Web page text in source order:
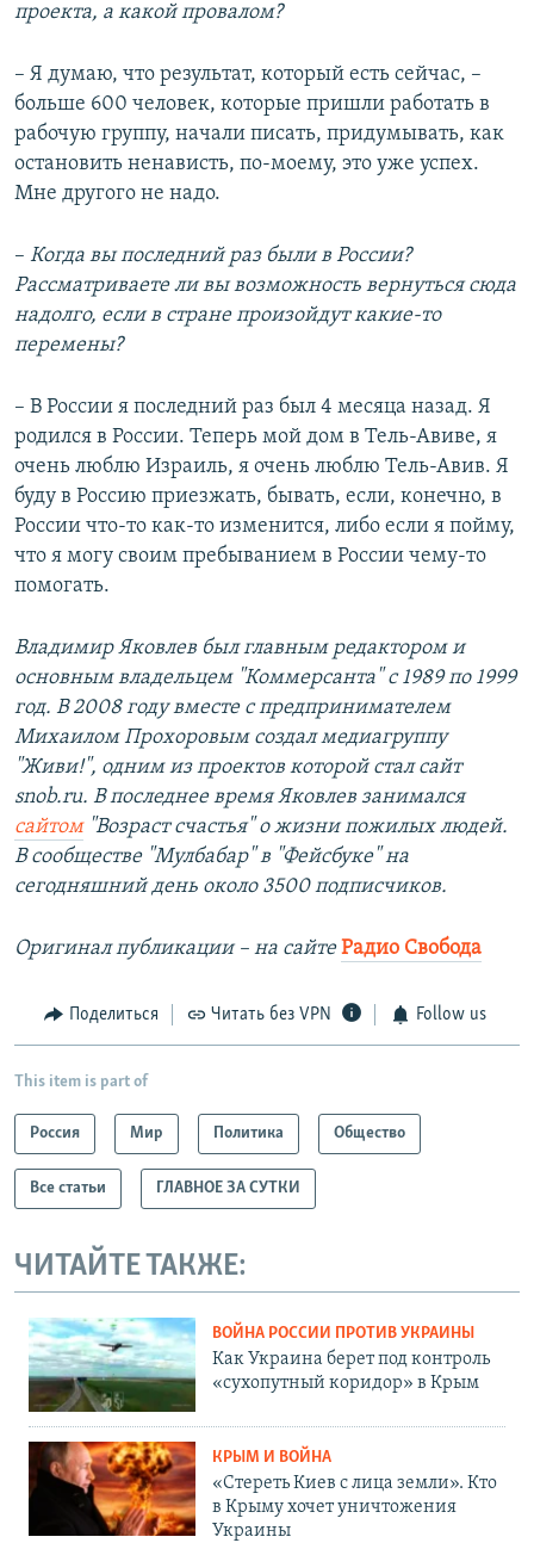
проекта, а какой провалом?
– Я думаю, что результат, который есть сейчас, –
больше 600 человек, которые пришли работать в
рабочую группу, начали писать, придумывать, как
остановить ненависть, по-моему, это уже успех.
Мне другого не надо.
–​ Когда вы последний раз были в России?
Рассматриваете ли вы возможность вернуться сюда
надолго, если в стране произойдут какие-то
перемены?
– В России я последний раз был 4 месяца назад. Я
родился в России. Теперь мой дом в Тель-Авиве, я
очень люблю Израиль, я очень люблю Тель-Авив. Я
буду в Россию приезжать, бывать, если, конечно, в
России что-то как-то изменится, либо если я пойму,
что я могу своим пребыванием в России чему-то
помогать.
Владимир Яковлев был главным редактором и
основным владельцем "Коммерсанта" с 1989 по 1999
год. В 2008 году вместе с предпринимателем
Михаилом Прохоровым создал медиагруппу
"Живи!", одним из проектов которой стал сайт
snob.ru. В последнее время Яковлев занимался
сайтом"Возраст счастья" о жизни пожилых людей.
В сообществе "Мулбабар" в "Фейсбуке" на
сегодняшний день около 3500 подписчиков.
Оригинал публикации – на сайте Радио Свобода
Поделиться Читать без VPN Follow us
This item is part of
Россия Мир Политика Общество
Все статьи ГЛАВНОЕ ЗА СУТКИ
ЧИТАЙТЕ ТАКЖЕ:
ВОЙНА РОССИИ ПРОТИВ УКРАИНЫ
Как Украина берет под контроль
«сухопутный коридор» в Крым
КРЫМ И ВОЙНА
«Стереть Киев с лица земли». Кто
в Крыму хочет уничтожения
Украины